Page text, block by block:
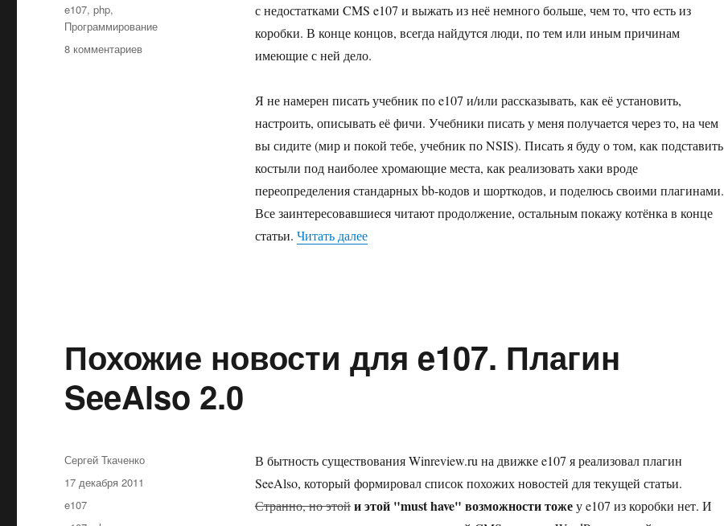
с недостатками CMS e107 и выжать из неё немного больше, чем то, что есть из
коробки. В конце концов, всегда найдутся люди, по тем или иным причинам
имеющие с ней дело.
Я не намерен писать учебник по e107 и/или рассказывать, как её установить,
настроить, описывать её фичи. Учебники писать у меня получается через то, на чем
вы сидите (мир и покой тебе, учебник по NSIS). Писать я буду о том, как подставить
костыли под наиболее хромающие места, как реализовать хаки вроде
переопределения стандарных bb-кодов и шорткодов, и поделюсь своими плагинами.
Все заинтересовавшиеся читают продолжение, остальным покажу котёнка в конце
статьи. Читать далее«Cайт на e107. Ковыляем на костылях. Часть первая»
Метки
e107,php,
Программирование
8 комментариевк
Похожие новости для e107. Плагин
SeeAlso 2.0
В бытность существования Winreview.ru на движке e107 я реализовал плагин
SeeAlso, который формировал список похожих новостей для текущей статьи.
Странно, но этойи этой "must have" возможности тожеу e107 из коробки нет. И
Автор
Сергей Ткаченко
Опубликовано
17 декабря 2011
Рубрики
e107